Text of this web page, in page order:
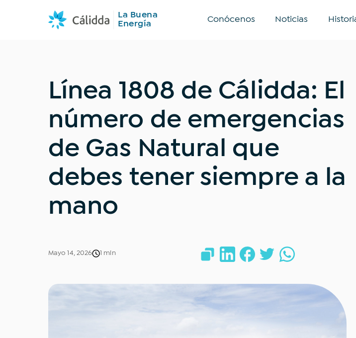
La Buena
Energía
Conócenos Noticias
Inclusión financiera
Transporte sostenible Comercios
Línea 1808 de Cálidda: El
número de emergencias
de Gas Natural que
debes tener siempre a la
mano
Mayo 14, 2026 1 min